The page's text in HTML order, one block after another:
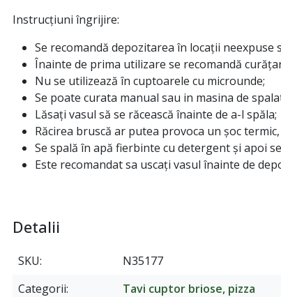
Instrucțiuni îngrijire:
Se recomandă depozitarea în locații
Înainte de prima utilizare se recomandă
Nu se utilizează în cuptoarele cu microunde;
Se poate curata manual sau in masina de
Lăsați vasul să se răcească înainte de a-l spăla;
Răcirea bruscă ar putea provoca un șoc
Se spală în apă fierbinte cu detergent și apoi
Este recomandat sa uscați vasul înainte de
Detalii
SKU
N35177
Categorii
Tavi cuptor briose, pizza